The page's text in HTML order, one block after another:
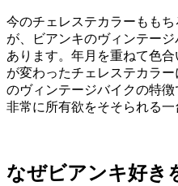
今のチェレステカラーもも
が、ビアンキのヴィンテー
あります。年月を重ねて色
が変わったチェレステカラ
のヴィンテージバイクの特徴
非常に所有欲をそそられる
なぜビアンキ好き